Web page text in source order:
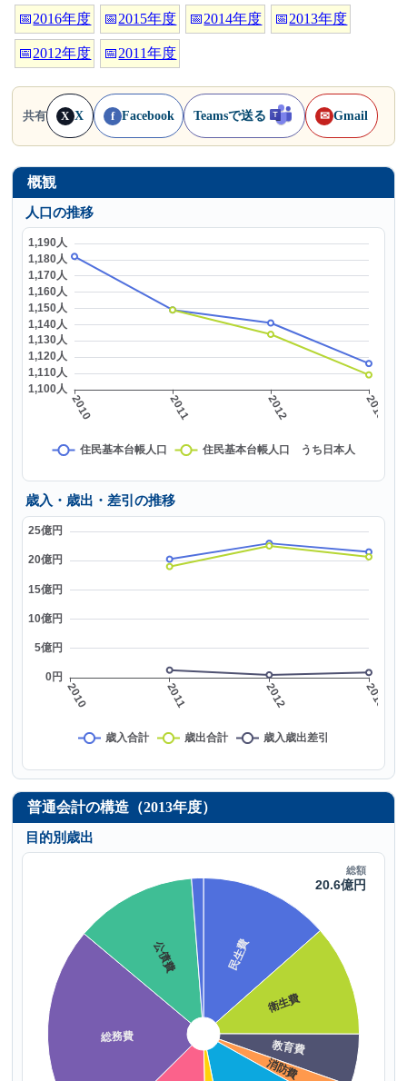
📅2016年度 📅2015年度 📅2014年度 📅2013年度
📅2012年度 📅2011年度
共有 X X f Facebook Teamsで送る ✉ Gmail
概観
人口の推移
歳入・歳出・差引の推移
普通会計の構造（2013年度）
目的別歳出